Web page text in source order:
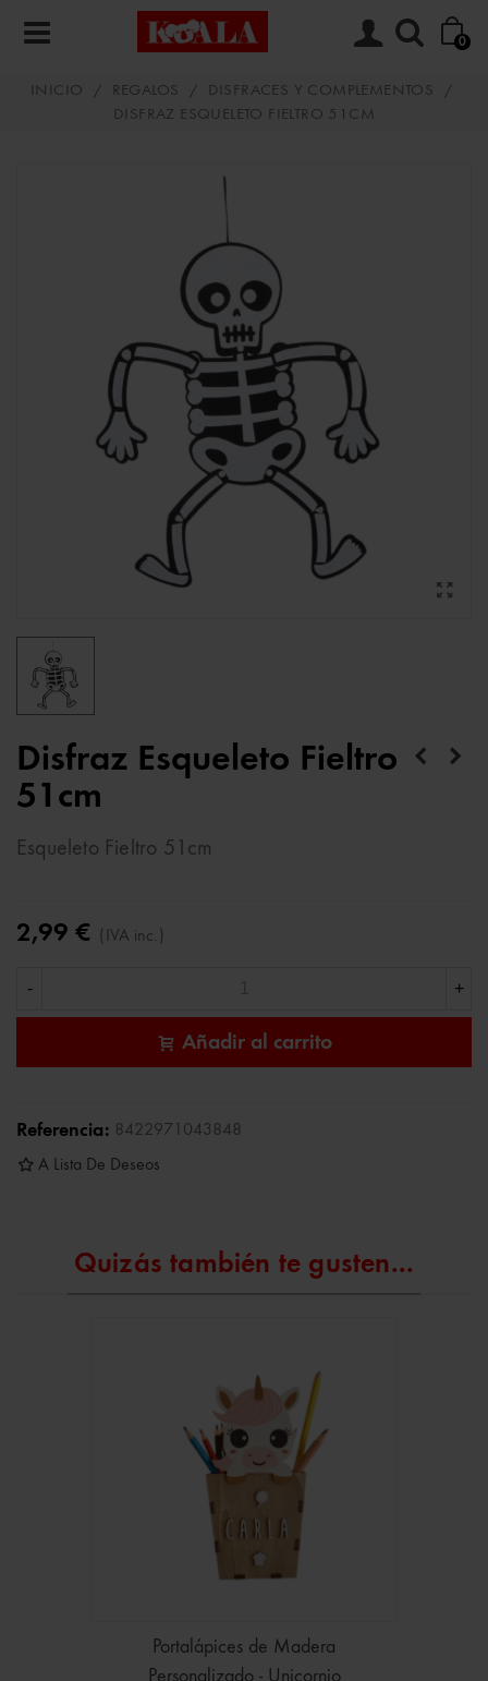
0
INICIO / REGALOS / DISFRACES Y COMPLEMENTOS
/
DISFRAZ ESQUELETO FIELTRO 51CM
Disfraz Esqueleto Fieltro
51cm
Esqueleto Fieltro 51cm
2,99 € (IVA inc.)
- +
Añadir al carrito
Referencia: 8422971043848
A Lista De Deseos
Quizás también te gusten...
Portalápices de Madera
Personalizado - Unicornio